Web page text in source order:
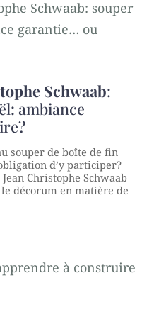
Schwaab:
ambiance
souper de boîte de fin
d’y participer?
Christophe Schwaab
décorum en matière de